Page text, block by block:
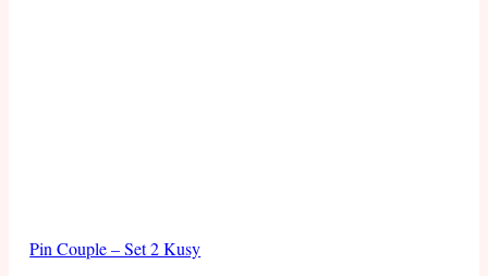
Pin Couple – Set 2 Kusy